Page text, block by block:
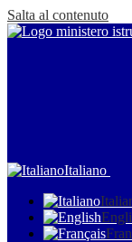
Salta al contenuto
Italiano